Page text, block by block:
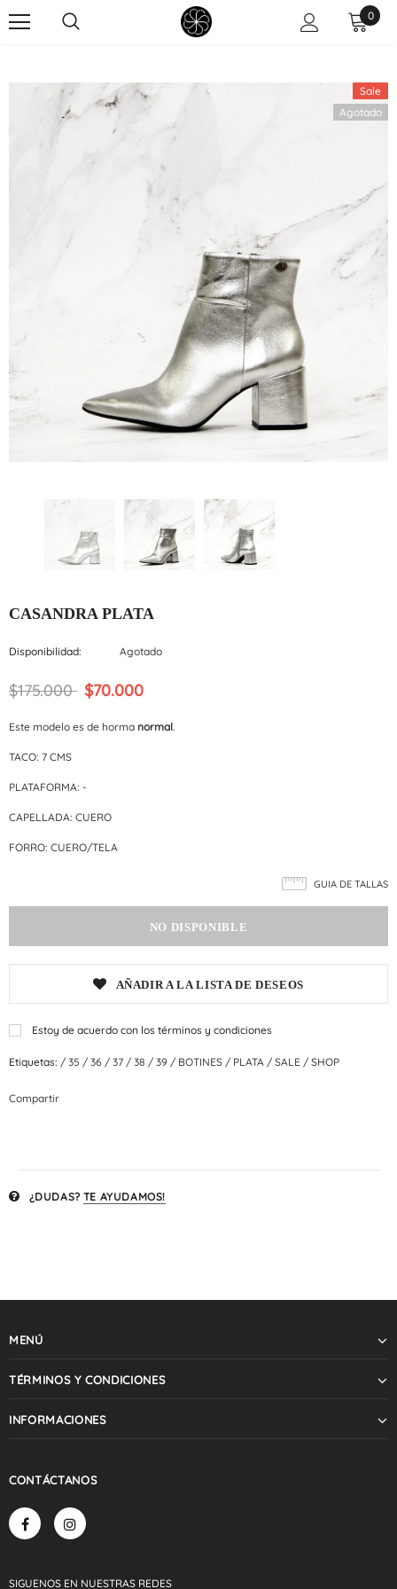
0
Sale
Agotado
CASANDRA PLATA
Disponibilidad: Agotado
$175.000 $70.000
Este modelo es de horma normal.
TACO: 7 CMS
PLATAFORMA: -
CAPELLADA: CUERO
FORRO: CUERO/TELA
GUIA DE TALLAS
AÑADIR A LA LISTA DE DESEOS
Estoy de acuerdo con los términos y condiciones
Etiquetas: / 35 / 36 / 37 / 38 / 39 / BOTINES / PLATA / SALE / SHOP
Compartir
¿DUDAS? TE AYUDAMOS!
MENÚ
TÉRMINOS Y CONDICIONES
INFORMACIONES
CONTÁCTANOS
SIGUENOS EN NUESTRAS REDES